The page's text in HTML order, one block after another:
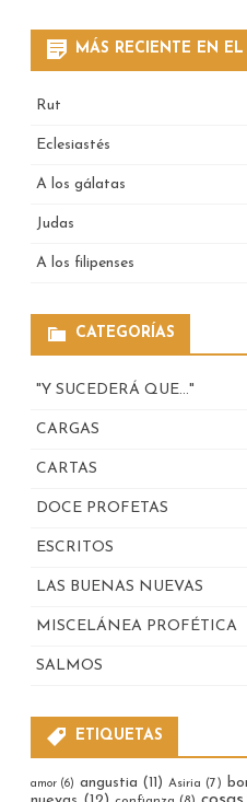
MÁS RECIENTE EN
Rut
Eclesiastés
A los gálatas
Judas
A los filipenses
CATEGORÍAS
"Y SUCEDERÁ QUE…"
CARGAS
CARTAS
DOCE PROFETAS
ESCRITOS
LAS BUENAS NUEVAS
MISCELÁNEA PROFÉTICA
SALMOS
ETIQUETAS
amor (6) angustia (11) Asiria (7)